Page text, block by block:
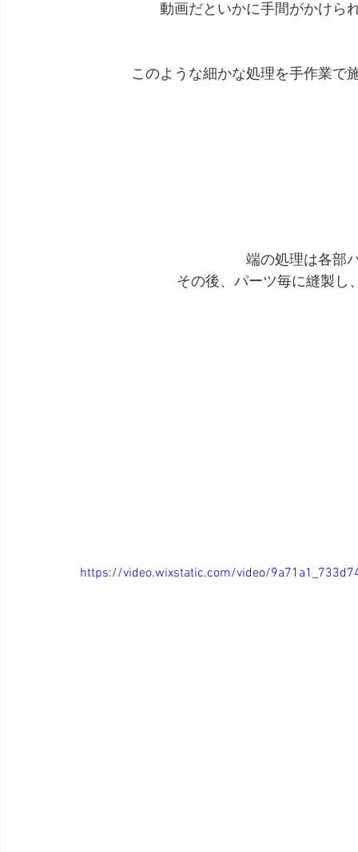
動画だといかに手間がかけら
このような細かな処理を手作業で
端の処理は各部
その後、パーツ毎に縫製し
https://video.wixstatic.com/video/